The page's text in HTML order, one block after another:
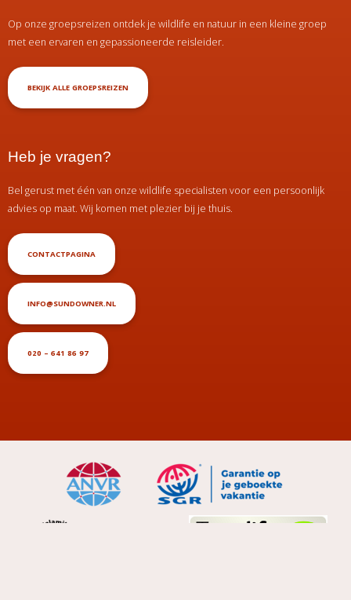
Op onze groepsreizen ontdek je wildlife en natuur in een kleine groep
met een ervaren en gepassioneerde reisleider.
BEKIJK ALLE GROEPSREIZEN
Heb je vragen?
Bel gerust met één van onze wildlife specialisten voor een persoonlijk
advies op maat. Wij komen met plezier bij je thuis.
CONTACTPAGINA
INFO@SUNDOWNER.NL
020 – 641 86 97